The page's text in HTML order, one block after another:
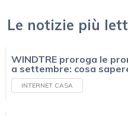
Le notizie più
WINDTRE proroga le
a settembre: cosa
INTERNET CASA